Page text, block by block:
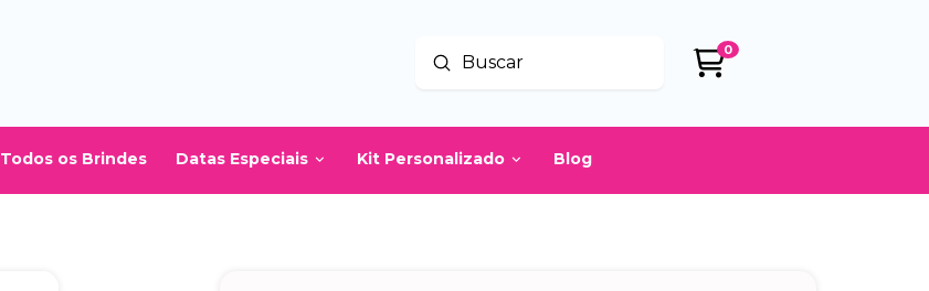
Buscar
Enviar
0
Todos os Brindes Datas Especiais Kit Personalizado Blog